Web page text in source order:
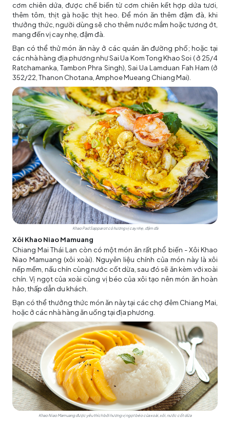
cơm chiên dứa, được chế biến từ cơm chiên kết hợp dứa tươi,
thêm tôm, thịt gà hoặc thịt heo. Để món ăn thêm đậm đà, khi
thưởng thức, người dùng sẽ cho thêm nước mắm hoặc tương ớt,
mang đến vị cay nhẹ, đậm đà.
Bạn có thể thử món ăn này ở các quán ăn đường phố; hoặc tại
các nhà hàng địa phương như Sai Ua Kom Tong Khao Soi ( ở 25/4
Ratchamanka, Tambon Phra Singh), Sai Ua Lamduan Fah Ham (ở
352/22, Thanon Chotana, Amphoe Mueang Chiang Mai).
Khao Pad Sapparot có hương vị cay nhẹ, đậm đà
Xôi Khao Niao Mamuang
Chiang Mai Thái Lan còn có một món ăn rất phổ biến - Xôi Khao
Niao Mamuang (xôi xoài). Nguyên liệu chính của món này là xôi
nếp mềm, nấu chín cùng nước cốt dừa, sau đó sẽ ăn kèm với xoài
chín. Vị ngọt của xoài cùng vị béo của xôi tạo nên món ăn hoàn
hảo, thấp dẫn du khách.
Bạn có thể thưởng thức món ăn này tại các chợ đêm Chiang Mai,
hoặc ở các nhà hàng ăn uống tại địa phương.
Khao Niao Mamuang được yêu thích bởi hương vị ngọt béo của xoài, xôi, nước cốt dừa